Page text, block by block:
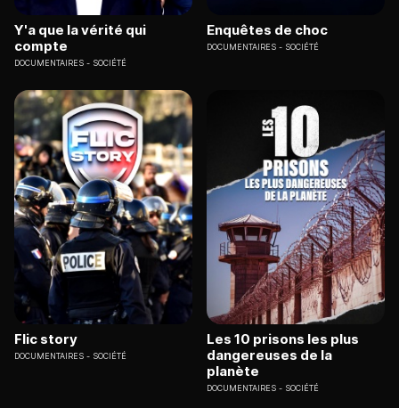
Y'a que la vérité qui
compte
DOCUMENTAIRES SOCIÉTÉ
Enquêtes de choc
DOCUMENTAIRES SOCIÉTÉ
Flic story
DOCUMENTAIRES SOCIÉTÉ
Les 10 prisons les plus
dangereuses de la
planète
DOCUMENTAIRES SOCIÉTÉ